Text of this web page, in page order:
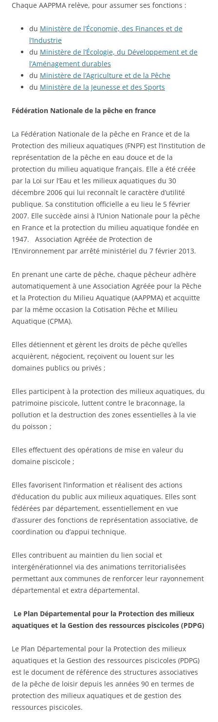
Chaque AAPPMA relève, pour assumer ses fonctions :
du Ministère de l’Économie, des Finances et de
l’Industrie
du Ministère de l’Écologie, du Développement et de
l’Aménagement durables
du Ministère de l’Agriculture et de la Pêche
du Ministère de la Jeunesse et des Sports
Fédération Nationale de la pêche en france
La Fédération Nationale de la pêche en France et de la
Protection des milieux aquatiques (FNPF) est l’institution de
représentation de la pêche en eau douce et de la
protection du milieu aquatique français. Elle a été créée
par la Loi sur l’Eau et les milieux aquatiques du 30
décembre 2006 qui lui reconnaît le caractère d’utilité
publique. Sa constitution officielle a eu lieu le 5 février
2007. Elle succède ainsi à l’Union Nationale pour la pêche
en France et la protection du milieu aquatique fondée en
1947. Association Agréée de Protection de
l’Environnement par arrêté ministériel du 7 février 2013.
En prenant une carte de pêche, chaque pêcheur adhère
automatiquement à une Association Agréée pour la Pêche
et la Protection du Milieu Aquatique (AAPPMA) et acquitte
par la même occasion la Cotisation Pêche et Milieu
Aquatique (CPMA).
Elles détiennent et gèrent les droits de pêche qu’elles
acquièrent, négocient, reçoivent ou louent sur les
domaines publics ou privés ;
Elles participent à la protection des milieux aquatiques, du
patrimoine piscicole, luttent contre le braconnage, la
pollution et la destruction des zones essentielles à la vie
du poisson ;
Elles effectuent des opérations de mise en valeur du
domaine piscicole ;
Elles favorisent l’information et réalisent des actions
d’éducation du public aux milieux aquatiques. Elles sont
fédérées par département, essentiellement en vue
d’assurer des fonctions de représentation associative, de
coordination ou d’appui technique.
Elles contribuent au maintien du lien social et
intergénérationnel via des animations territorialisées
permettant aux communes de renforcer leur rayonnement
départemental et extra départemental.
Le Plan Départemental pour la Protection des milieux
aquatiques et la Gestion des ressources piscicoles (PDPG)
Le Plan Départemental pour la Protection des milieux
aquatiques et la Gestion des ressources piscicoles (PDPG)
est le document de référence des structures associatives
de la pêche de loisir depuis les années 90 en termes de
protection des milieux aquatiques et de gestion des
ressources piscicoles.